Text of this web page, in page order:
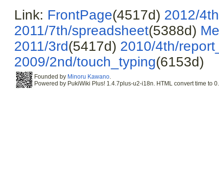
Link: FrontPage(4517d) 2012/
2011/7th/spreadsheet(5388d)
2011/3rd(5417d) 2010/4th/
2009/2nd/touch_typing(6153d)
Founded by Minoru Kawano.
Powered by PukiWiki Plus! 1.4.7plus-u2-i18n. HTML convert time to